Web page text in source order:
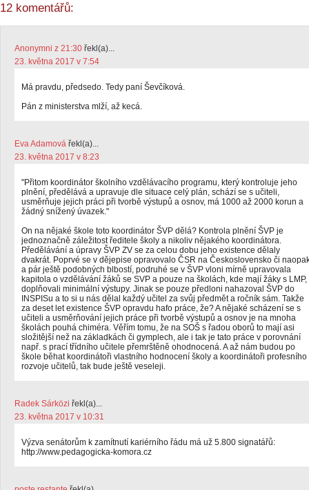
12 komentářů:
Anonymni z 21:30 řekl(a)...
23. května 2017 v 7:54
Má pravdu, předsedo. Tedy paní Ševčíková.
Pán z ministerstva mlží, až kecá.
Eva Adamová řekl(a)...
23. května 2017 v 8:23
"Přitom koordinátor školního vzdělávacího programu, který kontroluje jeho
plnění, předělává a upravuje dle situace celý plán, schází se s učiteli,
usměrňuje jejich práci při tvorbě výstupů a osnov, má 1000 až 2000 korun a
žádný snížený úvazek."
On na nějaké škole toto koordinátor ŠVP dělá? Kontrola plnění ŠVP je
jednoznačně záležitost ředitele školy a nikoliv nějakého koordinátora.
Předělávání a úpravy ŠVP ZV se za celou dobu jeho existence dělaly
dvakrát. Poprvé se v dějepise opravovalo ČSR na Československo či
a pár ještě podobných blbostí, podruhé se v ŠVP vloni mírně upravovala
kapitola o vzdělávání žáků se SVP a pouze na školách, kde mají žáky s LMP,
doplňovali minimální výstupy. Jinak se pouze předloni nahazoval ŠVP do
INSPISu a to si u nás dělal každý učitel za svůj předmět a ročník sám. Takže
za deset let existence ŠVP opravdu hafo práce, že? A nějaké scházení se s
učiteli a usměrňování jejich práce při tvorbě výstupů a osnov je na mnoha
školách pouhá chiméra. Věřím tomu, že na SOŠ s řadou oborů to mají asi
složitější než na základkách či gymplech, ale i tak je tato práce v porovnání
např. s prací třídního učitele přemrštěně ohodnocená. A až nám budou po
škole běhat koordinátoři vlastního hodnocení školy a koordinátoři profesního
rozvoje učitelů, tak bude ještě veseleji.
Radek Sárközi řekl(a)...
23. května 2017 v 10:31
Výzva senátorům k zamítnutí kariérního řádu má už 5.800 signatářů:
http://www.pedagogicka-komora.cz